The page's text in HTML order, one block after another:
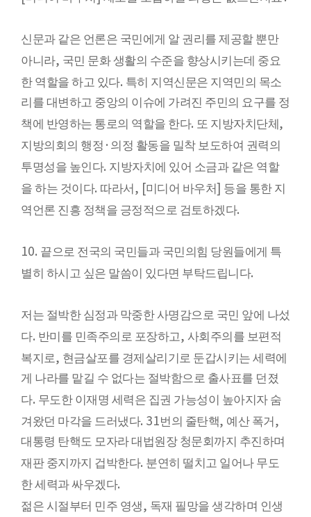
신문과 같은 언론은 국민에게 알 권리를 제공할 뿐만
아니라, 국민 문화 생활의 수준을 향상시키는데 중요
한 역할을 하고 있다. 특히 지역신문은 지역민의 목소
리를 대변하고 중앙의 이슈에 가려진 주민의 요구를 정
책에 반영하는 통로의 역할을 한다. 또 지방자치단체,
지방의회의 행정 · 의정 활동을 밀착 보도하여 권력의
투명성을 높인다. 지방자치에 있어 소금과 같은 역할
을 하는 것이다. 따라서 , [미디어 바우처] 등을 통한 지
역언론 진흥 정책을 긍정적으로 검토하겠다.
10. 끝으로 전국의 국민들과 국민의힘 당원들에게 특
별히 하시고 싶은 말씀이 있다면 부탁드립니다.
저는 절박한 심정과 막중한 사명감으로 국민 앞에 나섰
다. 반미를 민족주의로 포장하고, 사회주의를 보편적
복지로, 현금살포를 경제살리기로 둔갑시키는 세력에
게 나라를 맡길 수 없다는 절박함으로 출사표를 던졌
다. 무도한 이재명 세력은 집권 가능성이 높아지자 숨
겨왔던 마각을 드러냈다. 31번의 줄탄핵, 예산 폭거 ,
대통령 탄핵도 모자라 대법원장 청문회까지 추진하며
재판 중지까지 겁박한다. 분연히 떨치고 일어나 무도
한 세력과 싸우겠다.
젊은 시절부터 민주 영생, 독재 필망을 생각하며 인생